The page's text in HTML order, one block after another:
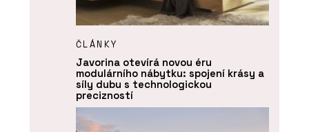
ČLÁNKY
Javorina otevírá novou éru
modulárního nábytku: spojení krásy a
síly dubu s technologickou
precizností